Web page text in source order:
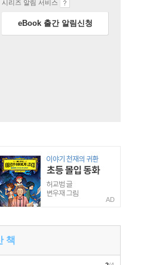
시리즈 알림 서비스
eBook 출간 알림신청
AD
책